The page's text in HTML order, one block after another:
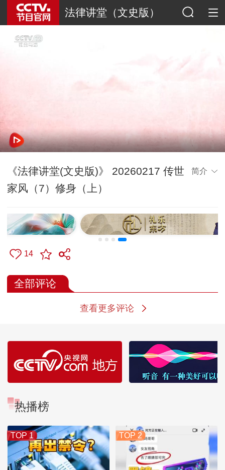
法律讲堂（文史版）
《法律讲堂(文史版)》 20260217 传世
家风（7）修身（上）
简介
14
全部评论
查看更多评论
热播榜
TOP 1 TOP 2